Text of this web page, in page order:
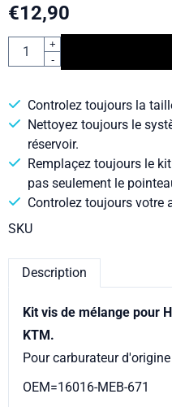
€12,90
Quantité
+
-
Controlez toujours la
Nettoyez toujours le
réservoir.
Remplaçez toujours le
pas seulement le
Controlez toujours votre
SKU
Description
Kit vis de mélange pour
KTM.
Pour carburateur
OEM=16016-MEB-671